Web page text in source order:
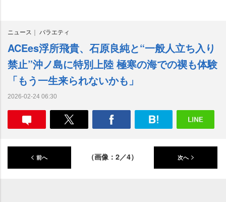
ニュース バラエティ
ACEes浮所飛貴、石原良純と“一般人立ち入り
禁止”沖ノ島に特別上陸 極寒の海での禊も体験
「もう一生来られないかも」
2026-02-24 06:30
前へ （画像：2／4） 次へ